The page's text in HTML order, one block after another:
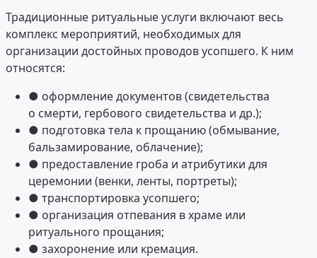
Традиционные ритуальные услуги включают весь
комплекс мероприятий, необходимых для
организации достойных проводов усопшего. К ним
относятся:
● оформление документов (свидетельства
о смерти, гербового свидетельства и др.);
● подготовка тела к прощанию (обмывание,
бальзамирование, облачение);
● предоставление гроба и атрибутики для
церемонии (венки, ленты, портреты);
● транспортировка усопшего;
● организация отпевания в храме или
ритуального прощания;
● захоронение или кремация.